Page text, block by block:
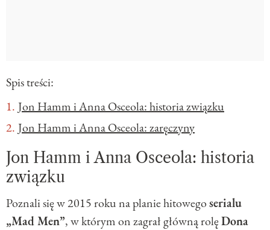
Spis treści:
Jon Hamm i Anna Osceola: historia związku
Jon Hamm i Anna Osceola: zaręczyny
Jon Hamm i Anna Osceola: historia
związku
Poznali się w 2015 roku na planie hitowegoserialu
„Mad Men”, w którym on zagrał główną rolęDona